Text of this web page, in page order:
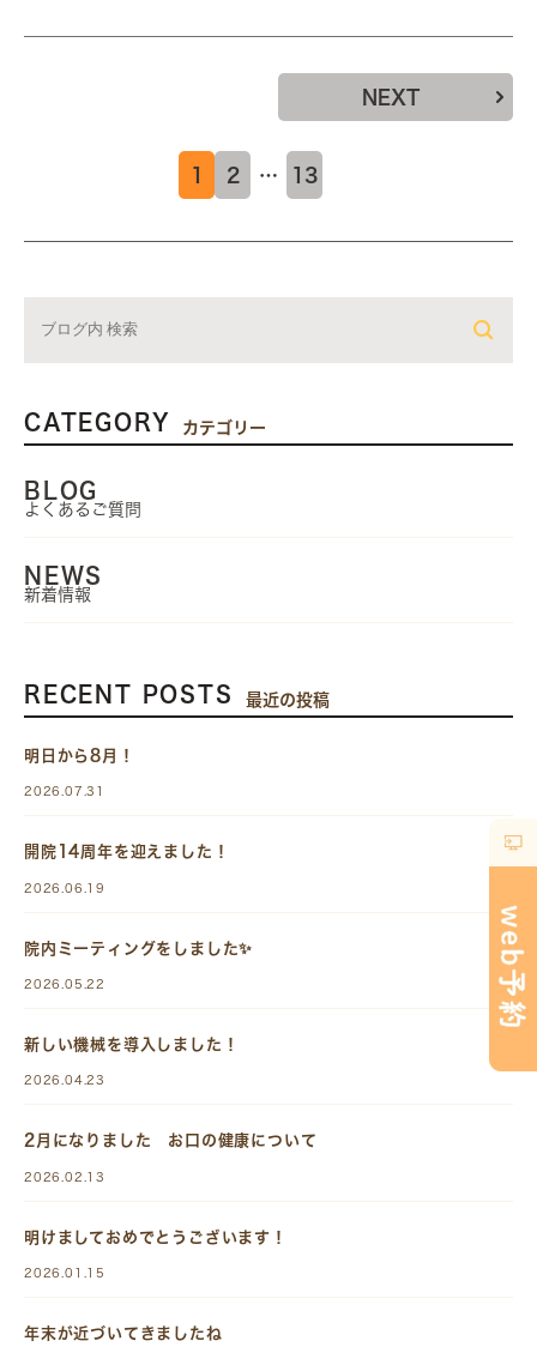
1 2 … 13
NEXT
CATEGORY カテゴリー
BLOG
よくあるご質問
NEWS
新着情報
RECENT POSTS 最近の投稿
明日から8月！
2026.07.31
開院14周年を迎えました！
2026.06.19
院内ミーティングをしました✨
2026.05.22
新しい機械を導入しました！
2026.04.23
2月になりました お口の健康について
2026.02.13
明けましておめでとうございます！
2026.01.15
年末が近づいてきましたね